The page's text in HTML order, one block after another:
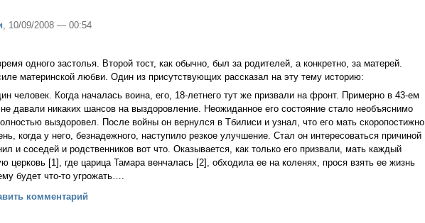
, 10/09/2008 — 00:54
одного застолья. Второй тост, как обычно, был за родителей, а конкретно, за матерей.
материнской любви. Один из присутствующих рассказал на эту тему историю:
человек. Когда началась воина, его, 18-летнего тут же призвали на фронт. Примерно в 43-ем
давали никаких шансов на выздоровление. Неожиданное его состояние стало необъяснимо
выздоровел. После войны он вернулся в Тбилиси и узнал, что его мать скоропостижно
когда у него, безнадежного, наступило резкое улучшение. Стал он интересоваться причиной
и соседей и родственников вот что. Оказывается, как только его призвали, мать каждый
церковь [1], где царица Тамара венчалась [2], обходила ее на коленях, прося взять ее жизнь
будет что-то угрожать….
комментарий